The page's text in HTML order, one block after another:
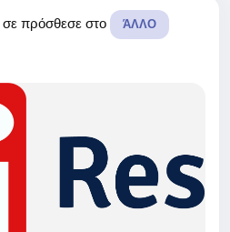
σε πρόσθεσε στο ΆΛΛΟ